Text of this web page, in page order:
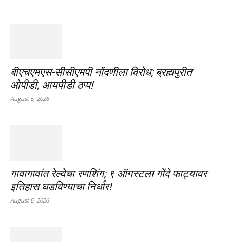
बीएचएमएस-सीसीएमपी नोंदणीला विरोध; ब्रह्मपुरीत
ओपीडी, आयपीडी ठप्प!
August 6, 2026
गावागावांत रेल्वेचा रणशिंग; ९ ऑगस्टला गोंदे फाट्यावर
इतिहास घडविण्याचा निर्धार!
August 6, 2026